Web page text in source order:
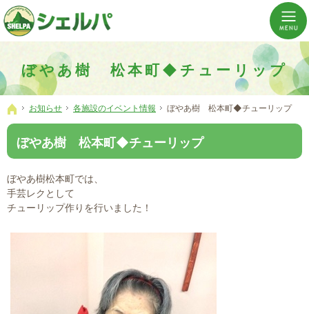
ぼやあ樹 松本町◆チューリップ
介護の「通い・泊まり・訪問」から必要なものだけをご提供。介護のことならシェルパへ。
横浜市神奈川区 事業所数No,1の小規模多機能型居宅介護ぼやあ樹
ホーム
お知らせ 各施設のイベント情報 ぼやあ樹 松本町◆チューリップ
ぼやあ樹 松本町◆チューリップ
ぼやあ樹松本町では、
手芸レクとして
チューリップ作りを行いました！